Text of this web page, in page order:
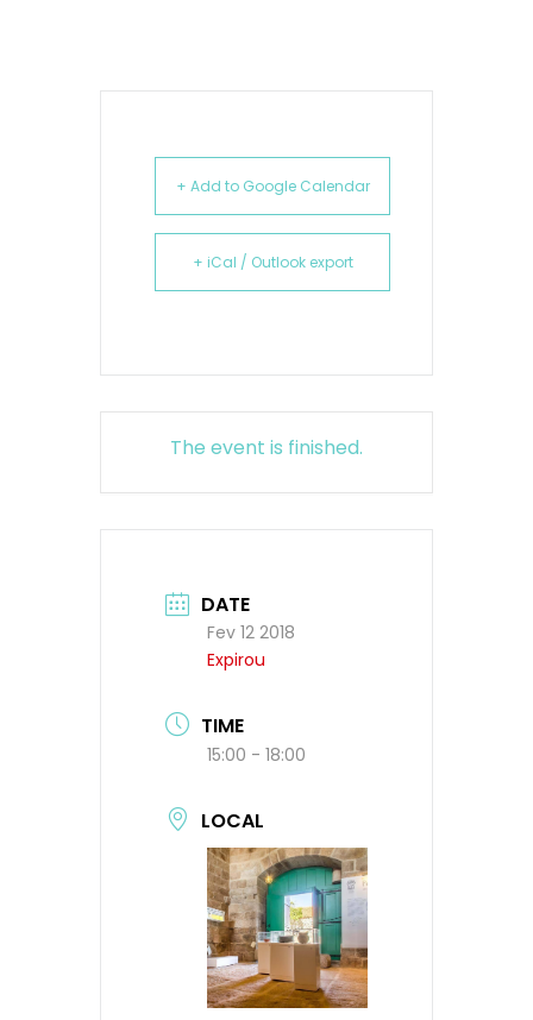
+ Add to Google Calendar
+ iCal / Outlook export
The event is finished.
DATE
Fev 12 2018
Expirou
TIME
15:00 - 18:00
LOCAL